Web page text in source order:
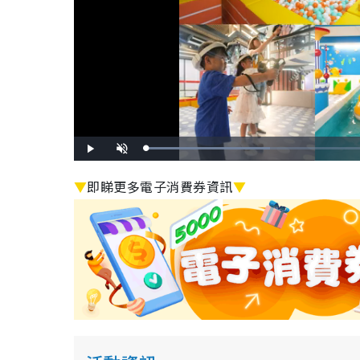
l
n
t
e
L
e
d
:
3
7
.
2
4
%
▼即睇更多電子消費券資訊▼